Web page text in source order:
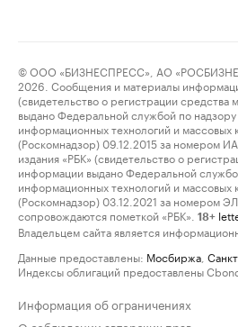
© ООО «БИЗНЕСПРЕСС», АО
2026. Сообщения и материалы
(свидетельство о регистрации
выдано Федеральной службой по надзору
информационных технологий и массовых
(Роскомнадзор) 09.12.2015 за номером
издания «РБК» (свидетельство о
информации выдано Федеральной
информационных технологий и массовых
(Роскомнадзор) 03.12.2021 за номером
сопровождаются пометкой «РБК».
18+
Владельцем сайта является
Данные предоставлены: Мосбиржа
Индексы облигаций предоставлены
Информация об ограничениях